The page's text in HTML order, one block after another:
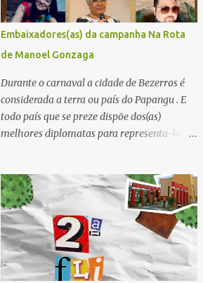
Há Poesia - Mediador: Severino Pedro e
convidados - Acesse aqui para se inscrever
2º painel- 02/05/25 - 10h30: Tema: Saúde
Mental e Poesia - Mediador: Pierre Pessôa
Convidados: Cristina Silva e Diogo Pessôa -
Acesse aqui para se inscrever 3º painel-
02/05/25 - 14h30: Tema: A poesia que
Encanta e Conta Histórias - Mediador:
4º painel- 02/05/25 - 16h: Tema: Dizeres
Poéticos - Mediador: Pedro...
Embaixadores(as) da campanha Na Rota
de Manoel Gonzaga
Durante o carnaval a cidade de Bezerros é
considerada a terra ou país do Papangu . E
todo país que se preze dispõe dos(as)
melhores diplomatas para representa-lo.
município onde a campanha NA ROTA DE
MANOEL GONZAGA vai passar doando os
livros A QUEIMADA do escritor Lunas Costa
nas escolas públicas e particulares, e
também nas salas de leitura e bibliotecas
comunitárias. Essas pessoas serão